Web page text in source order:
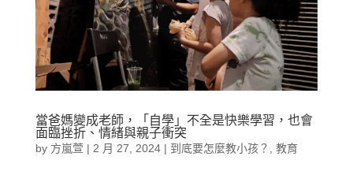
當爸媽變成老師，「自學」不全是快樂學習，也會
面臨挫折、情緒與親子衝突
by 方嵐萱 | 2 月 27, 2024| 到底要怎麼教小孩？ 教育